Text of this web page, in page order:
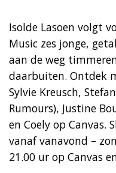
Isolde Lasoen volgt
Music zes jonge,
aan de weg
daarbuiten. Ontdek
Sylvie Kreusch,
Rumours), Justine
en Coely op Canvas.
vanaf vanavond –
21.00 ur op Canvas